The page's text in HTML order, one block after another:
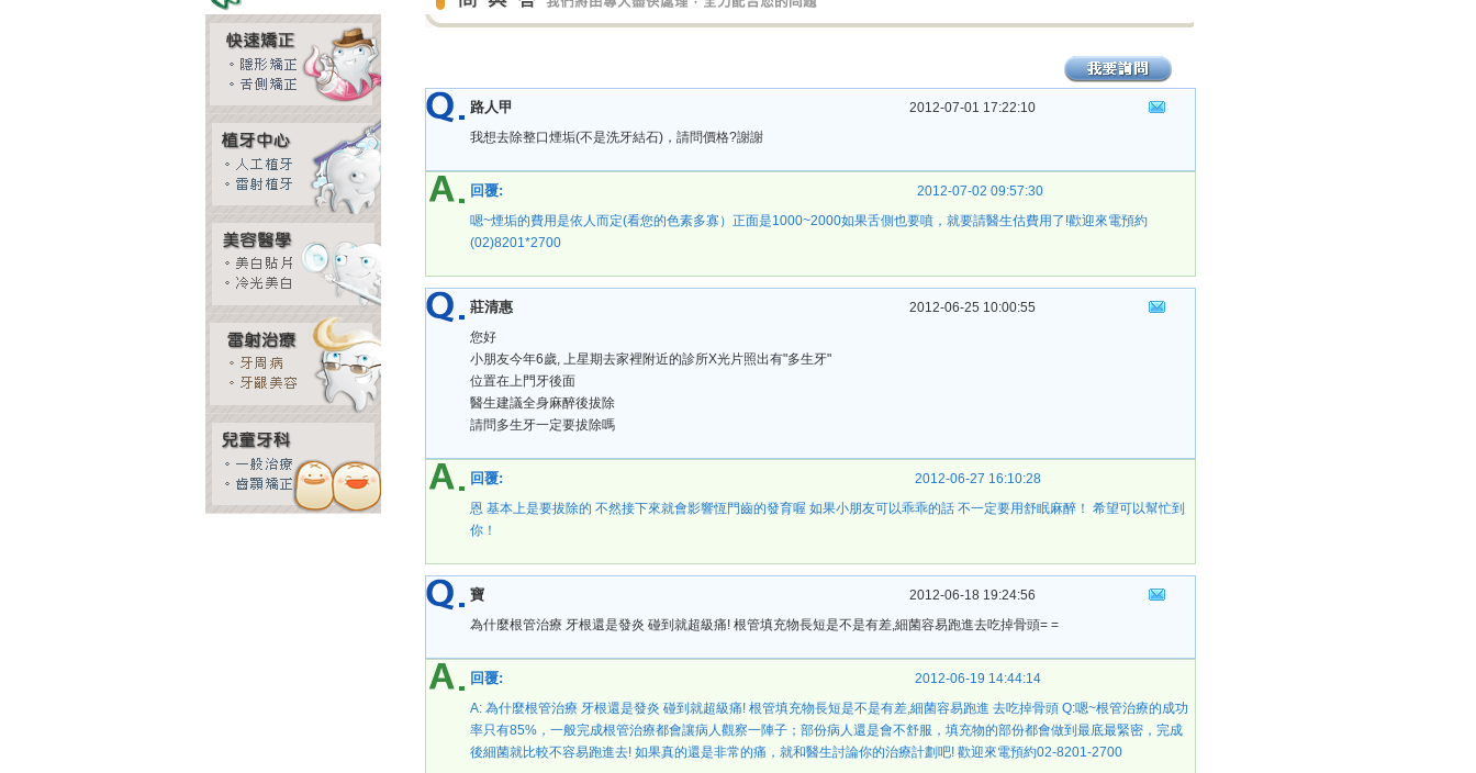
路人甲
2012-07-01 17:22:10
我想去除整口煙垢(不是洗牙結石)，請問價格?謝謝
回覆:
2012-07-02 09:57:30
嗯~煙垢的費用是依人而定(看您的色素多寡）正面是1000~2000如果舌側也要噴，就要請醫生估費用了!歡迎來電預約
(02)8201*2700
莊清惠
2012-06-25 10:00:55
您好
小朋友今年6歲, 上星期去家裡附近的診所X光片照出有"多生牙"
位置在上門牙後面
醫生建議全身麻醉後拔除
請問多生牙一定要拔除嗎
回覆:
2012-06-27 16:10:28
恩 基本上是要拔除的 不然接下來就會影響恆門齒的發育喔 如果小朋友可以乖乖的話 不一定要用舒眠麻醉！ 希望可以幫忙到
你！
寶
2012-06-18 19:24:56
為什麼根管治療 牙根還是發炎 碰到就超級痛! 根管填充物長短是不是有差,細菌容易跑進去吃掉骨頭= =
回覆:
2012-06-19 14:44:14
A: 為什麼根管治療 牙根還是發炎 碰到就超級痛! 根管填充物長短是不是有差,細菌容易跑進 去吃掉骨頭 Q:嗯~根管治療的成功
率只有85%，一般完成根管治療都會讓病人觀察一陣子；部份病人還是會不舒服，填充物的部份都會做到最底最緊密，完成
後細菌就比較不容易跑進去! 如果真的還是非常的痛，就和醫生討論你的治療計劃吧! 歡迎來電預約02-8201-2700